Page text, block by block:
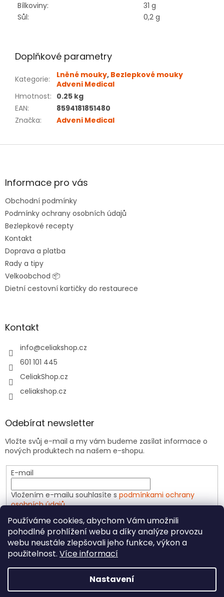
Používáme cookies, abychom Vám umožnili
pohodlné prohlížení webu a díky analýze provozu
webu neustále zlepšovali jeho funkce, výkon a
použitelnost. Více informací
Nastavení
Bílkoviny:
31 g
Sůl:
0,2 g
Doplňkové parametry
Kategorie: Lněné mouky, Bezlepkové mouky
Adveni Medical
Hmotnost: 0.25 kg
EAN:
8594181851480
Značka: Adveni Medical
Z
aInformace pro vás
Obchodní podmínky
Podmínky ochrany osobních údajů
Bezlepkové recepty
Kontakt
Doprava a platba
Rady a tipy
Velkoobchod 📦
Dietní cestovní kartičky do restaurece
Kontakt
info@celiakshop.cz
601 101 445
CeliakShop.cz
celiakshop.cz
Odebírat newsletter
Vložte svůj e-mail a my vám budeme zasílat informace o
nových produktech na našem e-shopu.
E-mail
Vložením e-mailu souhlasíte s podmínkami ochrany
osobních údajů
PŘIHLÁSIT SE